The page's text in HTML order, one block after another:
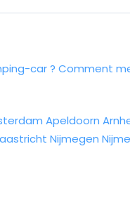
car ? Comment
Apeldoorn
Nijmegen